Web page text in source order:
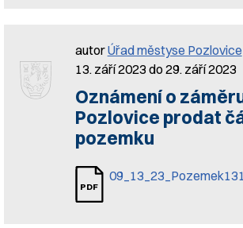
autorÚřad městyse Pozlovice
13. září 2023 do 29. září 2023
Oznámení o
Pozlovice prodat
pozemku